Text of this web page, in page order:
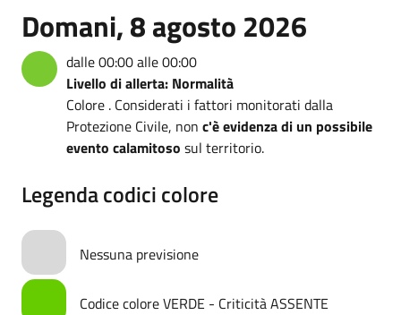
Domani, 8 agosto 2026
dalle 00:00 alle 00:00
Livello di allerta: Normalità
Colore . Considerati i fattori monitorati dalla
Protezione Civile, non c'è evidenza di un possibile
evento calamitoso sul territorio.
Legenda codici colore
Nessuna previsione
Codice colore VERDE - Criticità ASSENTE